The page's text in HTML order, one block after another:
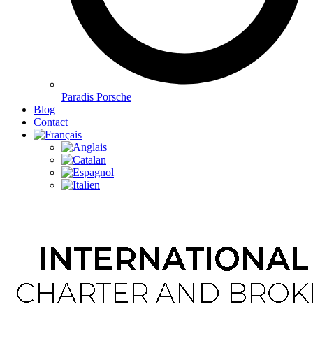
Paradis Porsche
Blog
Contact